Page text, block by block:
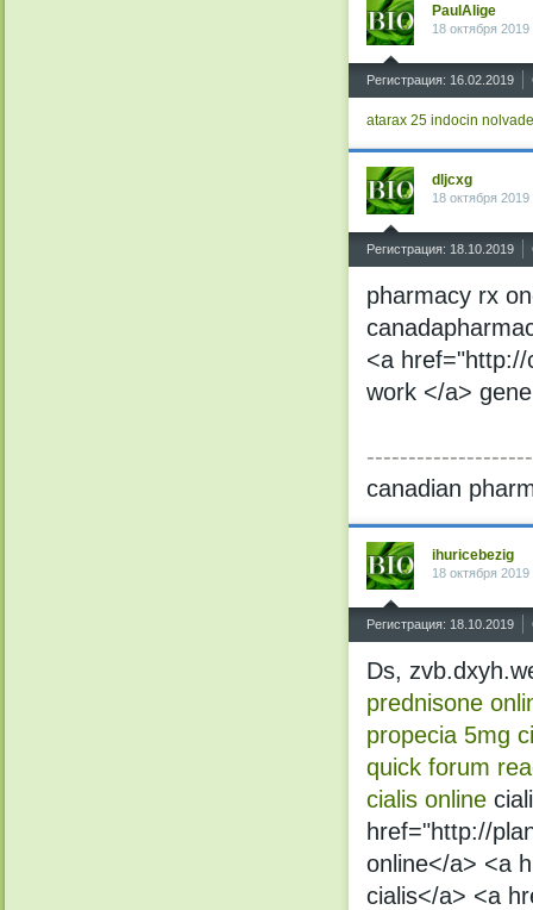
PaulAlige
18 октября 2019
Регистрация: 16.02.2019
atarax 25 indocin
dljcxg
18 октября 2019
Регистрация: 18.10.2019
pharmacy rx
<a href="http://
work </a>
--------------------
canadian
ihuricebezig
18 октября 2019
Регистрация: 18.10.2019
Ds,
prednisone
propecia 5mg
quick forum
cialis online
href="http://
online</a> <a
cialis</a> <a